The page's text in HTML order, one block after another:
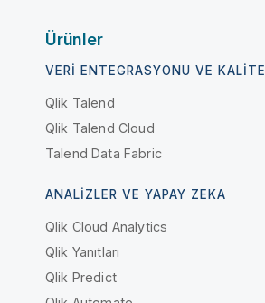
Ürünler
VERI ENTEGRASYONU VE KALITE
Qlik Talend
Qlik Talend Cloud
Talend Data Fabric
ANALIZLER VE YAPAY ZEKA
Qlik Cloud Analytics
Qlik Yanıtları
Qlik Predict